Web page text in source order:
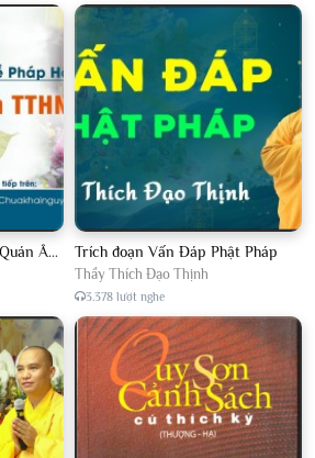
Lược Giảng về Pháp Hội Quán Âm TTHN lần 2 Trích đoạn Vấn Đáp Phật Pháp
Thầy Thích Đạo Thịnh
3.378 lượt nghe